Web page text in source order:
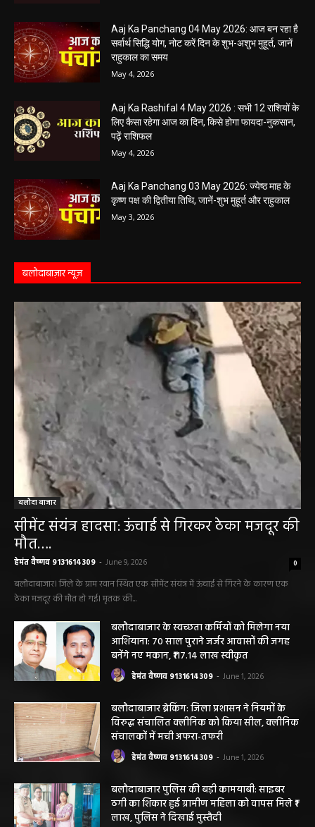
Aaj Ka Panchang 04 May 2026: आज बन रहा है
सर्वार्थ सिद्धि योग, नोट करें दिन के शुभ-अशुभ मुहूर्त, जानें
राहुकाल का समय
May 4, 2026
Aaj Ka Rashifal 4 May 2026 : सभी 12 राशियों के
लिए कैसा रहेगा आज का दिन, किसे होगा फायदा-नुकसान,
पढ़ें राशिफल
May 4, 2026
Aaj Ka Panchang 03 May 2026: ज्येष्ठ माह के
कृष्ण पक्ष की द्वितीया तिथि, जानें-शुभ मुहूर्त और राहुकाल
May 3, 2026
बलौदाबाज़ार न्यूज़
बलौदा बाजार
सीमेंट संयंत्र हादसा: ऊंचाई से गिरकर ठेका मजदूर की
मौत….
हेमंत वैष्णव 9131614309 - June 9, 2026 0
बलौदाबाजार। जिले के ग्राम रवान स्थित एक सीमेंट संयंत्र में ऊंचाई से गिरने के कारण एक
ठेका मजदूर की मौत हो गई। मृतक की...
बलौदाबाजार के स्वच्छता कर्मियों को मिलेगा नया
आशियाना: 70 साल पुराने जर्जर आवासों की जगह
बनेंगे नए मकान, ₹117.14 लाख स्वीकृत
हेमंत वैष्णव 9131614309 - June 1, 2026
बलौदाबाजार ब्रेकिंग: जिला प्रशासन ने नियमों के
विरुद्ध संचालित क्लीनिक को किया सील, क्लीनिक
संचालकों में मची अफरा-तफरी
हेमंत वैष्णव 9131614309 - June 1, 2026
बलौदाबाजार पुलिस की बड़ी कामयाबी: साइबर
ठगी का शिकार हुई ग्रामीण महिला को वापस मिले ₹1
लाख, पुलिस ने दिखाई मुस्तैदी